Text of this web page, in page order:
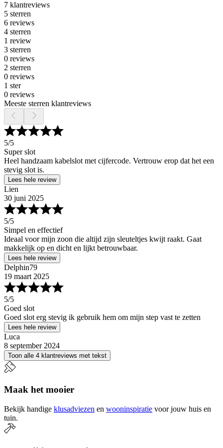
7 klantreviews
5 sterren
6 reviews
4 sterren
1 review
3 sterren
0 reviews
2 sterren
0 reviews
1 ster
0 reviews
Meeste sterren klantreviews
5/5
Super slot
Heel handzaam kabelslot met cijfercode. Vertrouw erop dat het een
stevig slot is.
Lees hele review
Lien
30 juni 2025
5/5
Simpel en effectief
Ideaal voor mijn zoon die altijd zijn sleuteltjes kwijt raakt. Gaat
makkelijk op en dicht en lijkt betrouwbaar.
Lees hele review
Delphin79
19 maart 2025
5/5
Goed slot
Goed slot erg stevig ik gebruik hem om mijn step vast te zetten
Lees hele review
Luca
8 september 2024
Toon alle 4 klantreviews met tekst
Maak het mooier
Bekijk handige klusadviezen en wooninspiratie voor jouw huis en
tuin.